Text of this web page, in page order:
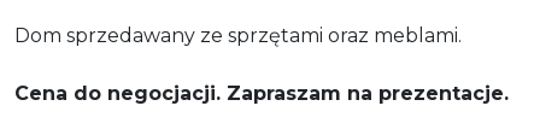
Dom sprzedawany ze sprzętami oraz meblami.
Cena do negocjacji. Zapraszam na prezentacje.